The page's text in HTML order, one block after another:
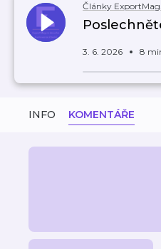
Články
3. 6. 2026 8
INFO KOMENTÁŘE